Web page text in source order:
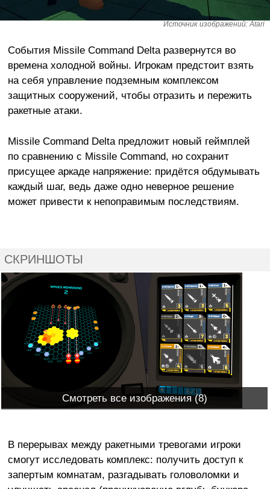
Источник изображений: Atari
События Missile Command Delta развернутся во
времена холодной войны. Игрокам предстоит взять
на себя управление подземным комплексом
защитных сооружений, чтобы отразить и пережить
ракетные атаки.
Missile Command Delta предложит новый геймплей
по сравнению с Missile Command, но сохранит
присущее аркаде напряжение: придётся обдумывать
каждый шаг, ведь даже одно неверное решение
может привести к непоправимым последствиям.
СКРИНШОТЫ
Смотреть все изображения (8)
В перерывах между ракетными тревогами игроки
смогут исследовать комплекс: получить доступ к
запертым комнатам, разгадывать головоломки и